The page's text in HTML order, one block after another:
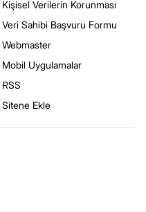
Kişisel Verilerin Korunması
Veri Sahibi Başvuru Formu
Webmaster
Mobil Uygulamalar
RSS
Sitene Ekle